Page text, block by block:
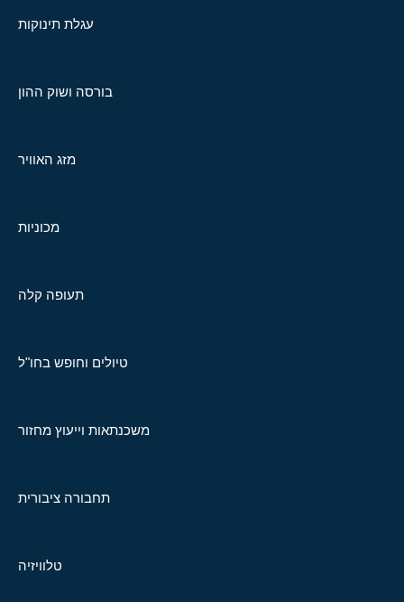
עגלת תינוקות
בורסה ושוק ההון
מזג האוויר
מכוניות
תעופה קלה
טיולים וחופש בחו"ל
משכנתאות וייעוץ מחזור
תחבורה ציבורית
טלוויזיה